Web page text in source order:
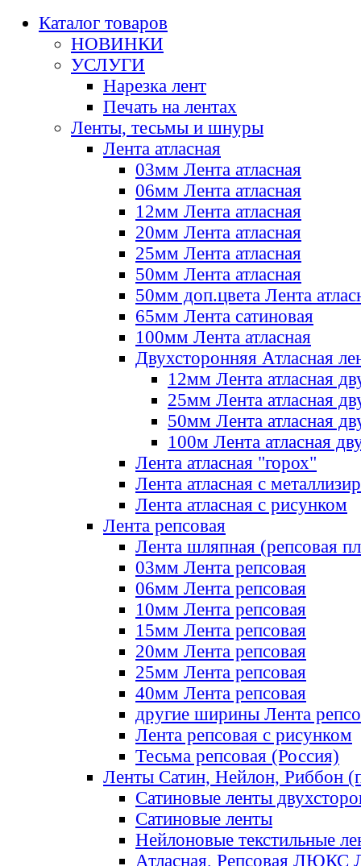
Каталог товаров
НОВИНКИ
УСЛУГИ
Нарезка лент
Печать на лентах
Ленты, тесьмы и шнуры
Лента атласная
03мм Лента атласная
06мм Лента атласная
12мм Лента атласная
20мм Лента атласная
25мм Лента атласная
50мм Лента атласная
50мм доп.цвета Лента
65мм Лента сатиновая
100мм Лента атласная
Двухсторонняя Атласная
12мм Лента атласная
25мм Лента атласная
50мм Лента атласная
100м Лента атласная
Лента атласная "горох"
Лента атласная с
Лента атласная с рисунком
Лента репсовая
Лента шляпная (репсовая
03мм Лента репсовая
06мм Лента репсовая
10мм Лента репсовая
15мм Лента репсовая
20мм Лента репсовая
25мм Лента репсовая
40мм Лента репсовая
другие ширины Лента
Лента репсовая с рисунком
Тесьма репсовая (Россия)
Ленты Сатин, Нейлон, Риббон
Сатиновые ленты
Сатиновые ленты
Нейлоновые текстильные
Атласная, Репсовая ЛЮКС